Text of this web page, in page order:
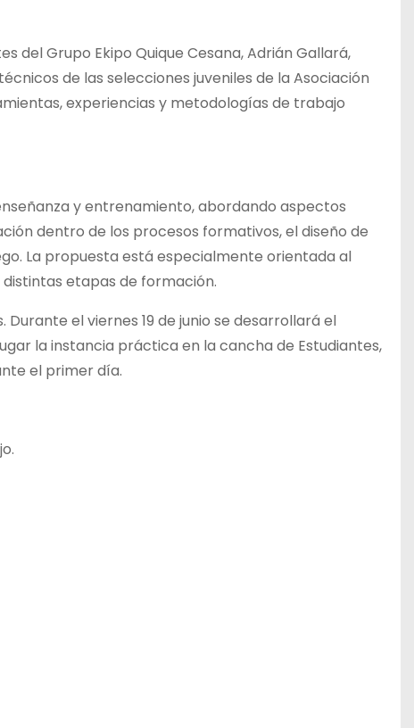
del Grupo Ekipo Quique Cesana, Adrián Gallará,
de las selecciones juveniles de la Asociación
experiencias y metodologías de trabajo
y entrenamiento, abordando aspectos
dentro de los procesos formativos, el diseño de
La propuesta está especialmente orientada al
etapas de formación.
el viernes 19 de junio se desarrollará el
la instancia práctica en la cancha de Estudiantes,
el primer día.